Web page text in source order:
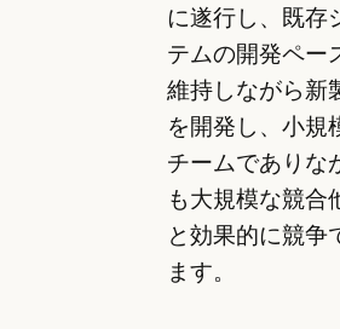
に遂行し、既存
テムの開発ペー
維持しながら新
を開発し、小規
チームでありな
も大規模な競合
と効果的に競争
ます。